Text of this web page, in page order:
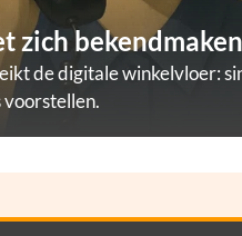
zich
de digitale winkelvloer: